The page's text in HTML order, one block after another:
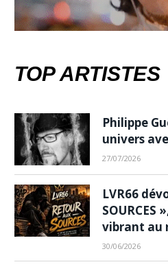
TOP
Philippe
univers
27/07/2026
LVR66
SOURCES
vibrant au
30/06/2026